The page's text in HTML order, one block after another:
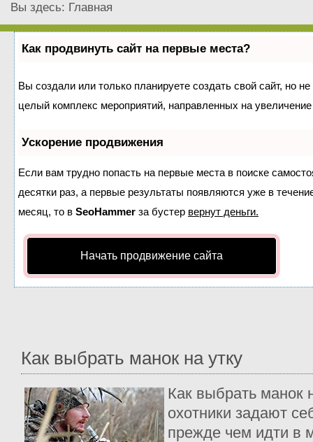
Вы здесь: Главная
Как продвинуть сайт на первые места?
Вы создали или только планируете создать свой сайт, но
целый комплекс мероприятий, направленных на
Ускорение продвижения
Если вам трудно попасть на первые места в поиске
десятки раз, а первые результаты появляются уже в
месяц, то в SeoHammer за бустер вернут деньги.
Начать продвижение сайта
Как выбрать манок на утку
Как выбрать манок
охотники задают
прежде чем идти в